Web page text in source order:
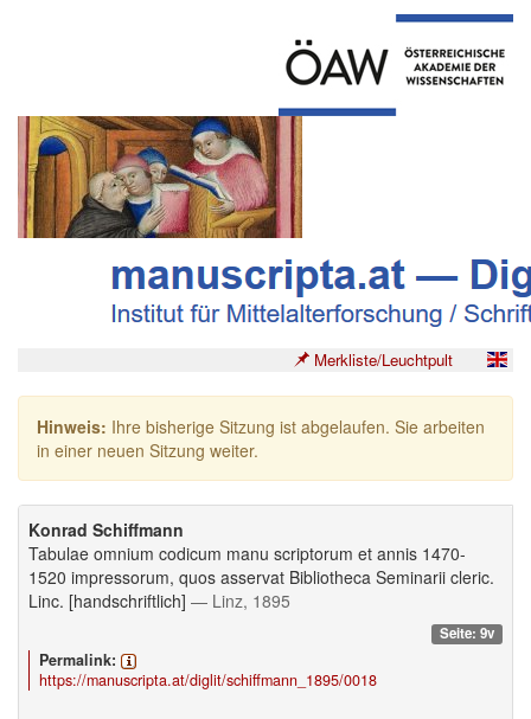
Merkliste/Leuchtpult
Hinweis: Ihre bisherige Sitzung ist abgelaufen. Sie arbeiten
in einer neuen Sitzung weiter.
Konrad Schiffmann
Tabulae omnium codicum manu scriptorum et annis 1470-
1520 impressorum, quos asservat Bibliotheca Seminarii cleric.
Linc. [handschriftlich] — Linz, 1895
Seite: 9v
Permalink:
https://manuscripta.at/diglit/schiffmann_1895/0018